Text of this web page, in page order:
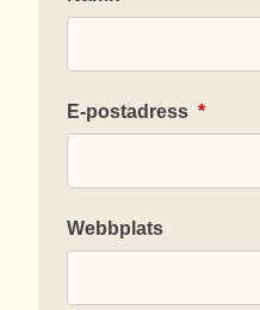
E-postadress *
Webbplats